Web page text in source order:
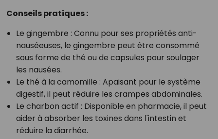
Conseils pratiques :
Le gingembre : Connu pour ses propriétés anti-
nauséeuses, le gingembre peut être consommé
sous forme de thé ou de capsules pour soulager
les nausées.
Le thé à la camomille : Apaisant pour le système
digestif, il peut réduire les crampes abdominales.
Le charbon actif : Disponible en pharmacie, il peut
aider à absorber les toxines dans l'intestin et
réduire la diarrhée.